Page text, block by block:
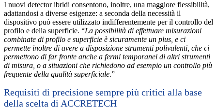
I nuovi detector ibridi consentono, inoltre, una maggiore flessibilità,
adattandosi a diverse esigenze: a seconda della necessità il
dispositivo può essere utilizzato indifferentemente per il controllo del
profilo e della superficie. “La possibilità di effettuare misurazioni
combinate di profilo e superficie è sicuramente un plus, e ci
permette inoltre di avere a disposizione strumenti polivalenti, che ci
permettono di far fronte anche a fermi temporanei di altri strumenti
di misura, o a situazioni che richiedono ad esempio un controllo più
frequente della qualità superficiale.”
Requisiti di precisione sempre più critici alla base
della scelta di ACCRETECH